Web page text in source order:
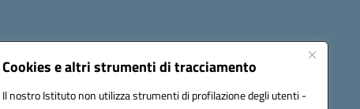
Cookies e altri strumenti di tracciamento
Il nostro Istituto non utilizza strumenti di profilazione degli utenti -